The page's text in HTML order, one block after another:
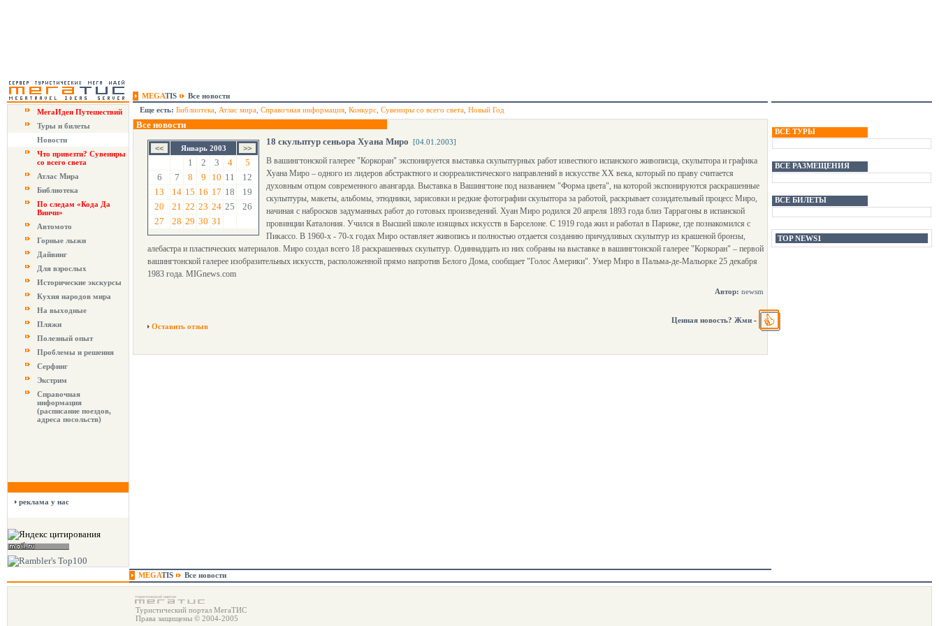
MEGATIS
Все новости
МегаИдеи Путешествий
Туры и билеты
Новости
Что привезти? Сувениры
со всего света
Атлас Мира
Библиотека
По следам «Кода Да
Винчи»
Автомото
Горные лыжи
Дайвинг
Для взрослых
Исторические экскурсы
Кухня народов мира
На выходные
Пляжи
Полезный опыт
Проблемы и решения
Серфинг
Экстрим
Справочная
информация
(расписание поездов,
адреса посольств)
реклама у нас
Еще есть: Библиотека Атлас мира Справочная информация Конкурс Сувениры со всего света Новый Год
Все новости
Январь 2003
1 2 3 4
5
6
7 8 9 10 11
12
13
14 15 16 17 18
19
20
21 22 23 24 25
26
27
28 29 30 31
18 скульптур сеньора Хуана Миро [04.01.2003]
В вашингтонской галерее "Коркоран" экспонируется выставка скульптурных работ известного испанского живописца, скульптора и графика
Хуана Миро – одного из лидеров абстрактного и сюрреалистического направлений в искусстве ХХ века, который по праву считается
духовным отцом современного авангарда. Выставка в Вашингтоне под названием "Форма цвета", на которой экспонируются раскрашенные
скульптуры, макеты, альбомы, этюдники, зарисовки и редкие фотографии скульптора за работой, раскрывает созидательный процесс Миро,
начиная с набросков задуманных работ до готовых произведений. Хуан Миро родился 20 апреля 1893 года близ Таррагоны в испанской
провинции Каталония. Учился в Высшей школе изящных искусств в Барселоне. С 1919 года жил и работал в Париже, где познакомился с
Пикассо. В 1960-х - 70-х годах Миро оставляет живопись и полностью отдается созданию причудливых скульптур из крашеной бронзы,
алебастра и пластических материалов. Миро создал всего 18 раскрашенных скульптур. Одиннадцать из них собраны на выставке в вашингтонской галерее "Коркоран" – первой
вашингтонской галерее изобразительных искусств, расположенной прямо напротив Белого Дома, сообщает "Голос Америки". Умер Миро в Пальма-де-Мальорке 25 декабря
1983 года. MIGnews.com
Автор: newsm
Оставить отзыв
Ценная новость? Жми -
ВСЕ ТУРЫ
ВСЕ РАЗМЕЩЕНИЯ
ВСЕ БИЛЕТЫ
TOP NEWS1
MEGATIS Все новости
Туристический портал МегаТИС
Права защищены © 2004-2005